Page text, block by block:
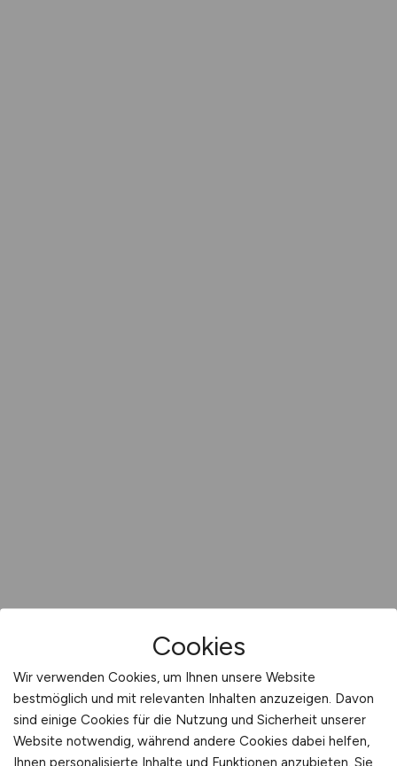
Cookies
Wir verwenden Cookies, um Ihnen unsere Website
bestmöglich und mit relevanten Inhalten anzuzeigen. Davon
sind einige Cookies für die Nutzung und Sicherheit unserer
Website notwendig, während andere Cookies dabei helfen,
Ihnen personalisierte Inhalte und Funktionen anzubieten. Sie